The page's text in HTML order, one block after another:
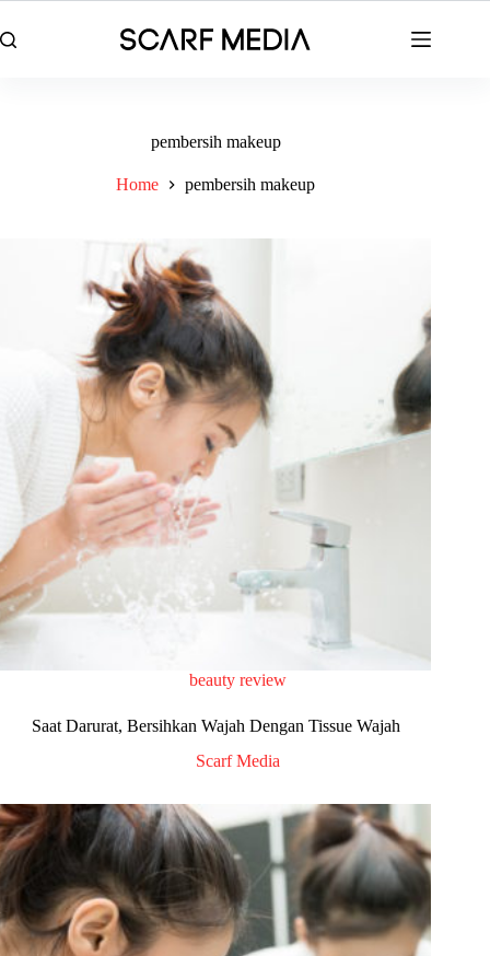
to
content
pembersih makeup
Home pembersih makeup
beauty review
Saat Darurat, Bersihkan Wajah Dengan Tissue Wajah
Scarf Media